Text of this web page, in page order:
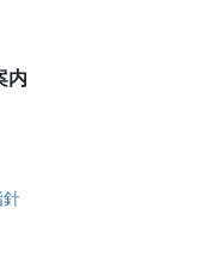
内
針